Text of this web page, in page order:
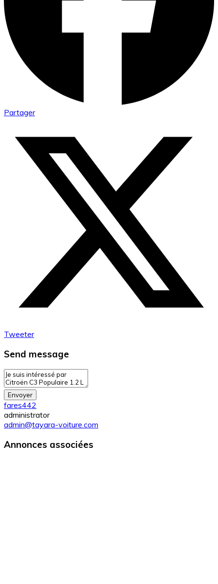
Partager
Tweeter
Send message
Envoyer
fares442
administrator
admin@tayara-voiture.com
Annonces associées